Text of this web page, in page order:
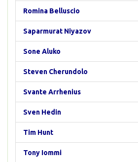
Romina Belluscio
Saparmurat Niyazov
Sone Aluko
Steven Cherundolo
Svante Arrhenius
Sven Hedin
Tim Hunt
Tony Iommi